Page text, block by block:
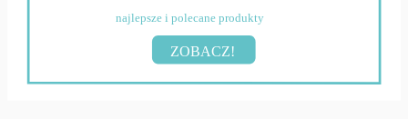
najlepsze i polecane produkty
ZOBACZ!